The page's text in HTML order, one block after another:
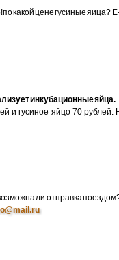
какой цене гусиные яица?
инкубационные яйца.
и гусиное яйцо 70
ли отправка